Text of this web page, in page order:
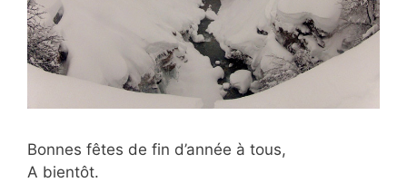
Bonnes fêtes de fin d’année à tous,
A bientôt.